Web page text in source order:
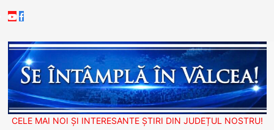
to
Youtube
Facebook
CELE MAI NOI ȘI INTERESANTE ȘTIRI DIN JUDEȚUL NOSTRU!